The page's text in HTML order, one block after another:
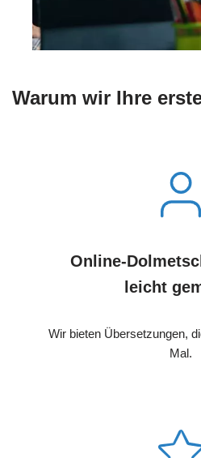
Warum wir Ihre
Online-
leicht
Wir bieten Übersetzungen,
Mal.